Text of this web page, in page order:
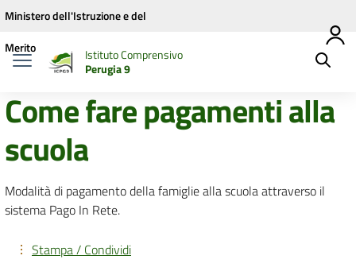
Vai ai contenuti
Vai al menu di navigazione
Vai al footer
Ministero dell'Istruzione e del
Merito
Istituto Comprensivo
Perugia 9
Come fare pagamenti alla
scuola
Modalità di pagamento della famiglie alla scuola attraverso il
sistema Pago In Rete.
Stampa / Condividi